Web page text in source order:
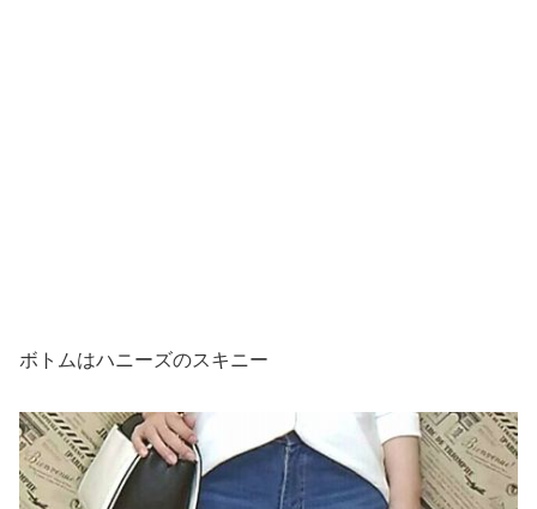
ボトムはハニーズのスキニー